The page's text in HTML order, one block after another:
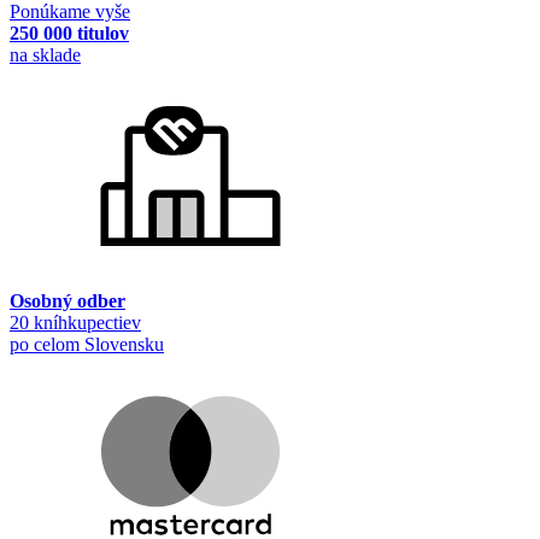
Ponúkame vyše
250 000 titulov
na sklade
Osobný odber
20 kníhkupectiev
po celom Slovensku